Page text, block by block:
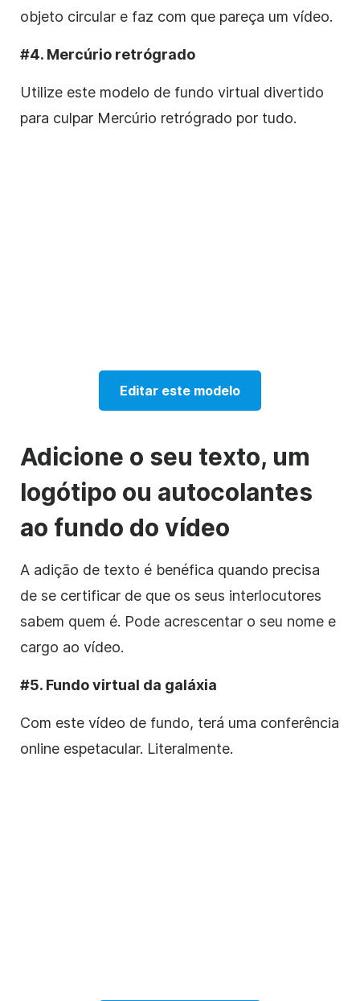
objeto circular e faz com que pareça um vídeo.
#4. Mercúrio retrógrado
Utilize este modelo de fundo virtual divertido
para culpar Mercúrio retrógrado por tudo.
Editar este modelo
Adicione o seu texto, um
logótipo ou autocolantes
ao fundo do vídeo
A adição de texto é benéfica quando precisa
de se certificar de que os seus interlocutores
sabem quem é. Pode acrescentar o seu nome e
cargo ao vídeo.
#5. Fundo virtual da galáxia
Com este vídeo de fundo, terá uma conferência
online espetacular. Literalmente.